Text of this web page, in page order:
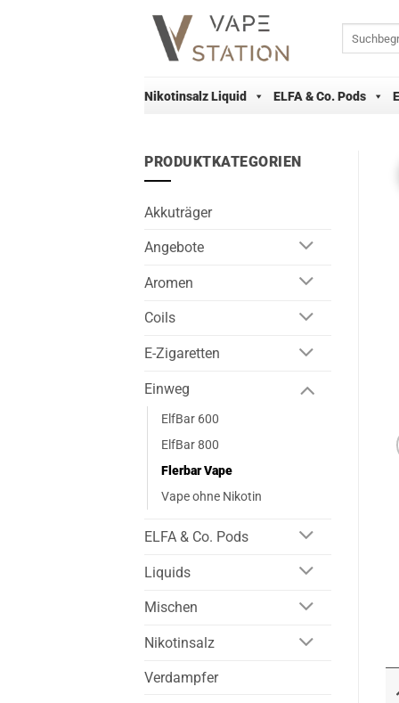
Nikotinsalz Liquid ELFA & Co. Pods
PRODUKTKATEGORIEN
Akkuträger
Angebote
Aromen
Coils
E-Zigaretten
Einweg
ElfBar 600
ElfBar 800
Flerbar Vape
Vape ohne Nikotin
ELFA & Co. Pods
Liquids
Mischen
Nikotinsalz
Verdampfer